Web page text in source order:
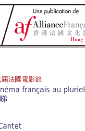
法國電影節
français au pluriel